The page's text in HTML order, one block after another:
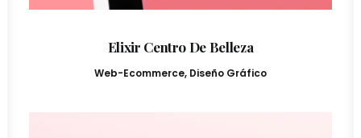
Elixir Centro De Belleza
Web-Ecommerce, Diseño Gráfico